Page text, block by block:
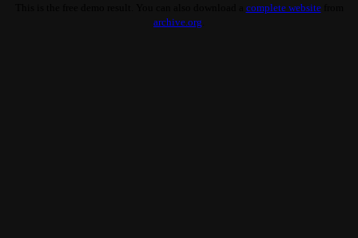
complete websitefrom
archive.org